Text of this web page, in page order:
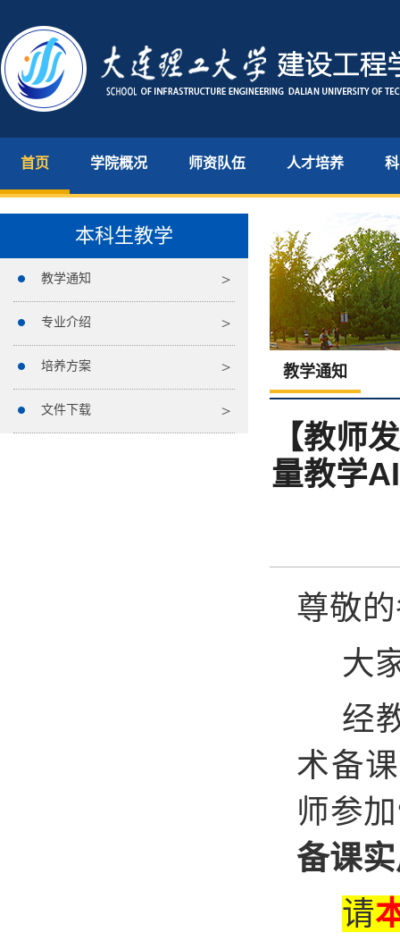
首页 学院概况 师资队伍 人才培养
本科生教学
教学通知
专业介绍
培养方案
文件下载
教学通知
【教师
量教学
尊敬
大
经
术备
师参
备课
请